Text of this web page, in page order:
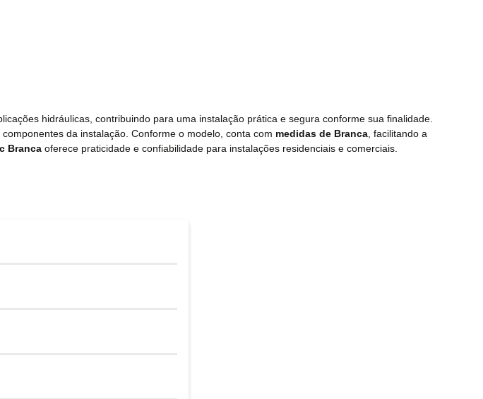
hidráulicas, contribuindo para uma instalação prática e segura conforme sua finalidade.
da instalação. Conforme o modelo, conta com medidas de Branca , facilitando a
Branca oferece praticidade e confiabilidade para instalações residenciais e comerciais.